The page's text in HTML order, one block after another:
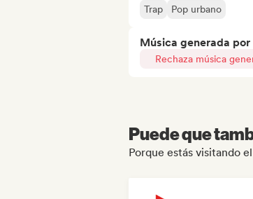
Trap Pop urbano
Música generada por
Rechaza música
Puede que
Porque estás visitando